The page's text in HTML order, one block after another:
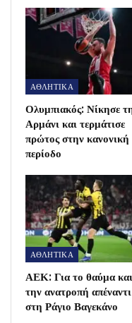
ΑΘΛΗΤΙΚΑ
Ολυμπιακός: Νίκησε
Αρμάνι και τερμάτισε
πρώτος στην κανονική
περίοδο
ΑΘΛΗΤΙΚΑ
ΑΕΚ: Για το θαύμα και
την ανατροπή απέναντι
στη Ράγιο Βαγεκάνο